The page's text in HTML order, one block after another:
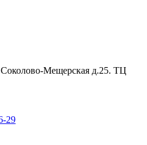
Соколово-Мещерская д.25. ТЦ
29